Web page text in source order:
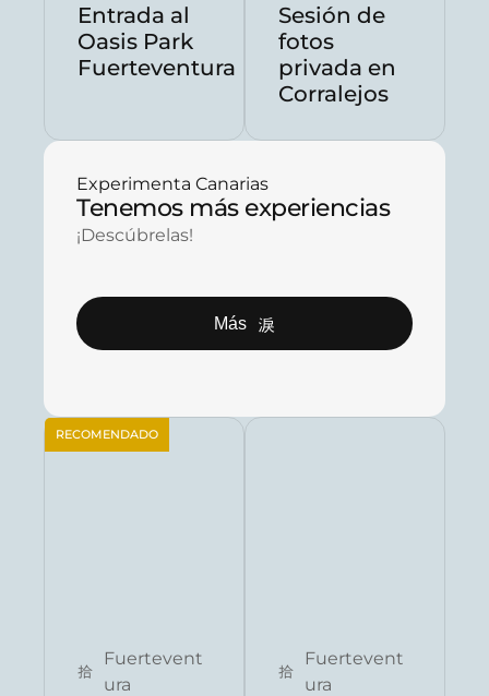
Entrada al
Oasis Park
Fuerteventura
Sesión de
fotos
privada en
Corralejos
Experimenta Canarias
Tenemos más experiencias
¡Descúbrelas!
Más
RECOMENDADO
Fuertevent
ura
Fuertevent
ura